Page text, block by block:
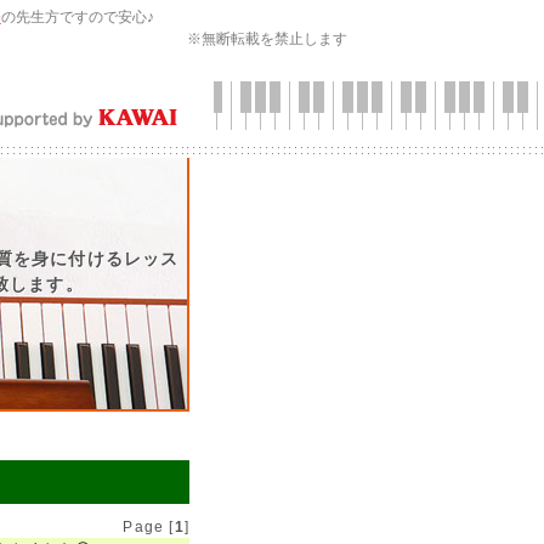
の先生方ですので安心♪
※無断転載を禁止します
を身に付けるレッス
ます。
Page [1]